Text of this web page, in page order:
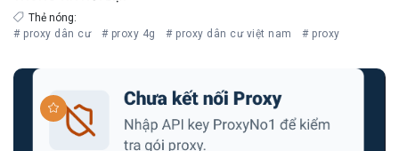
Thẻ nóng:
# proxy dân cư
# proxy 4g # proxy dân cư việt nam # proxy